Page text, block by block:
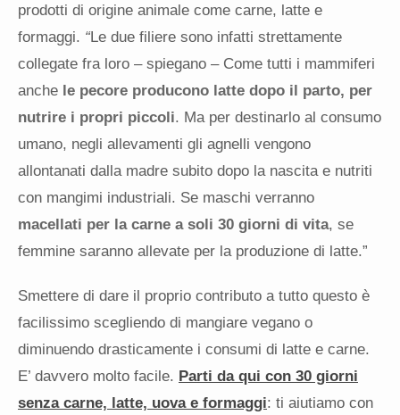
prodotti di origine animale come carne, latte e
formaggi. “Le due filiere sono infatti strettamente
collegate fra loro – spiegano – Come tutti i mammiferi
anche le pecore producono latte dopo il parto, per
nutrire i propri piccoli. Ma per destinarlo al consumo
umano, negli allevamenti gli agnelli vengono
allontanati dalla madre subito dopo la nascita e nutriti
con mangimi industriali. Se maschi verranno
macellati per la carne a soli 30 giorni di vita, se
femmine saranno allevate per la produzione di latte.”
Smettere di dare il proprio contributo a tutto questo è
facilissimo scegliendo di mangiare vegano o
diminuendo drasticamente i consumi di latte e carne.
E’ davvero molto facile. Parti da qui con 30 giorni
senza carne, latte, uova e formaggi: ti aiutiamo con